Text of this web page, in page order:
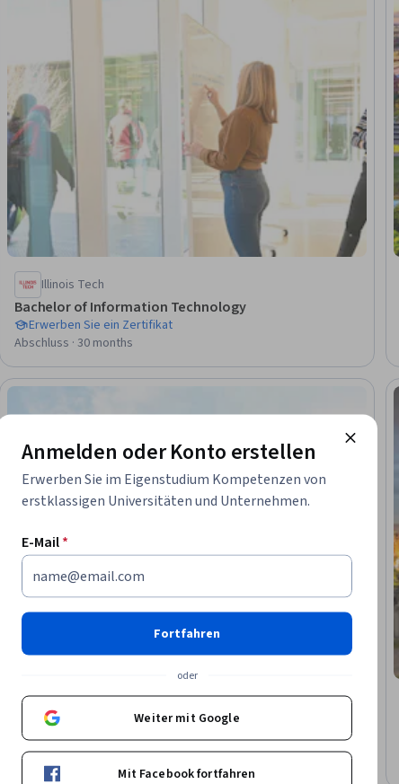
Illinois Tech
Bachelor of Information Technology
Erwerben Sie ein Zertifikat
Abschluss · 30 months
University of Illinois Urbana-Champaign
Master of Computer Science
Erwerben Sie ein Zertifikat
Abschluss · 12 – 36 months
Anmelden oder Konto erstellen
Erwerben Sie im Eigenstudium Kompetenzen von
erstklassigen Universitäten und Unternehmen.
E-Mail*
Fortfahren
oder
Weiter mit Google
Mit Facebook fortfahren